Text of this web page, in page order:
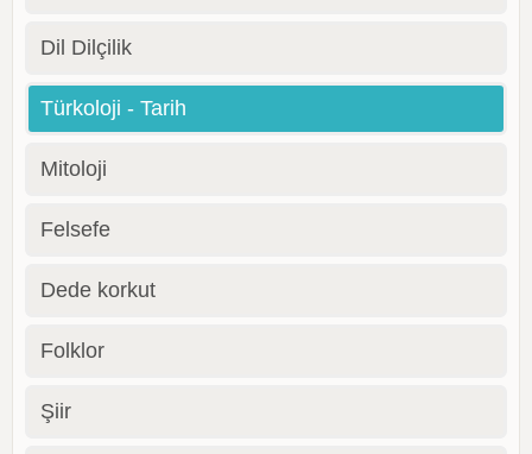
Dil Dilçilik
Türkoloji - Tarih
Mitoloji
Felsefe
Dede korkut
Folklor
Şiir